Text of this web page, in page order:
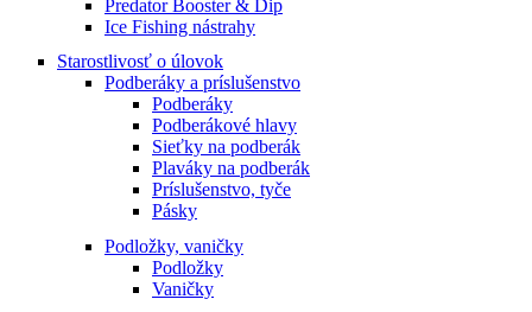
Predator Booster & Dip
Ice Fishing nástrahy
Starostlivosť o úlovok
Podberáky a príslušenstvo
Podberáky
Podberákové hlavy
Sieťky na podberák
Plaváky na podberák
Príslušenstvo, tyče
Pásky
Podložky, vaničky
Podložky
Vaničky